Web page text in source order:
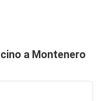
a Montenero